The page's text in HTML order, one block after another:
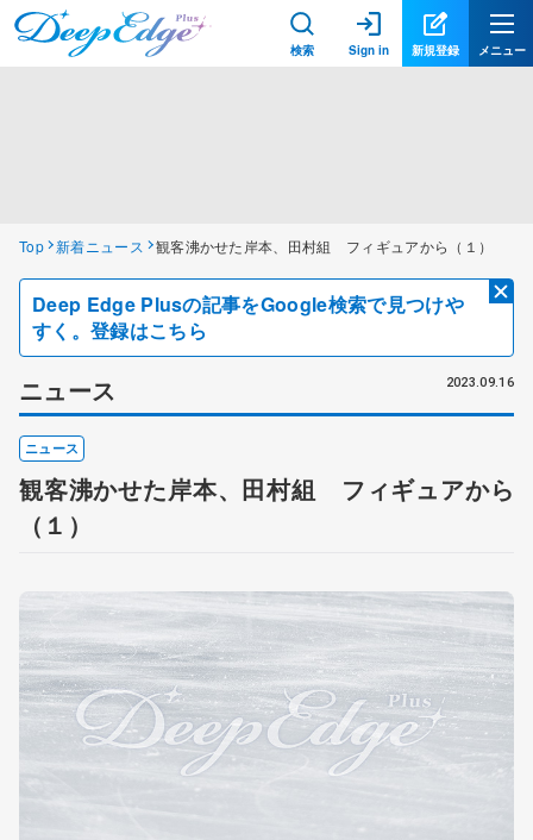
検索 Sign in 新規登録 メニュー
Top 新着ニュース 観客沸かせた岸本、田村組 フィギュアから（１）
Deep Edge Plusの記事をGoogle検索で見つけや
すく。登録はこちら
ニュース 2023.09.16
ニュース
観客沸かせた岸本、田村組 フィギュアから
（１）